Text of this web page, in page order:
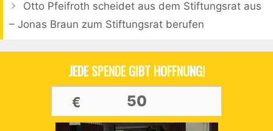
Otto Pfeifroth scheidet aus dem Stiftungsrat aus
– Jonas Braun zum Stiftungsrat berufen
JEDE SPENDE GIBT HOFFNUNG!